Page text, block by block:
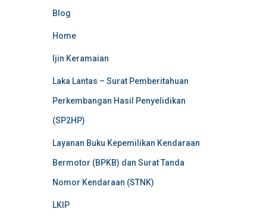
Blog
Home
Ijin Keramaian
Laka Lantas – Surat Pemberitahuan
Perkembangan Hasil Penyelidikan
(SP2HP)
Layanan Buku Kepemilikan Kendaraan
Bermotor (BPKB) dan Surat Tanda
Nomor Kendaraan (STNK)
LKIP